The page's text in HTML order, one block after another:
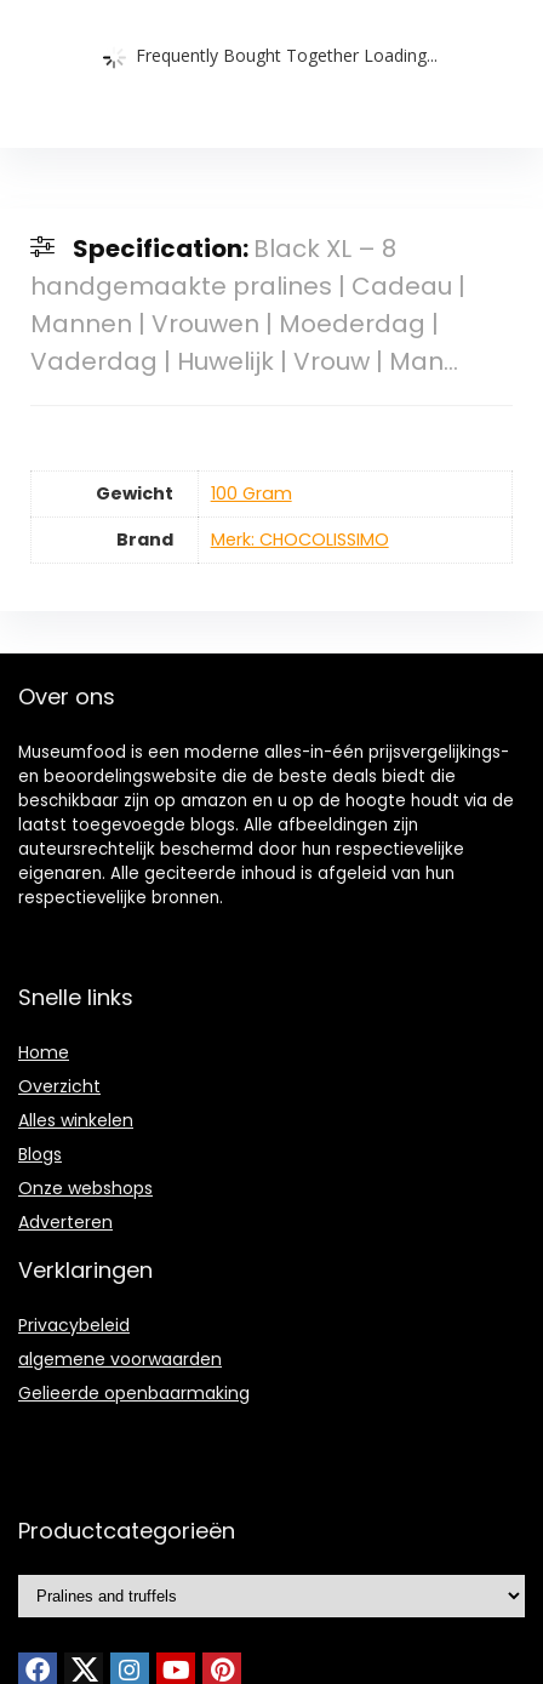
Frequently Bought Together Loading...
Specification: Black XL – 8
handgemaakte pralines | Cadeau |
Mannen | Vrouwen | Moederdag |
Vaderdag | Huwelijk | Vrouw | Man…
Gewicht
‎100 Gram
Brand
Merk: CHOCOLISSIMO
Over ons
Museumfood is een moderne alles-in-één prijsvergelijkings-
en beoordelingswebsite die de beste deals biedt die
beschikbaar zijn op amazon en u op de hoogte houdt via de
laatst toegevoegde blogs. Alle afbeeldingen zijn
auteursrechtelijk beschermd door hun respectievelijke
eigenaren. Alle geciteerde inhoud is afgeleid van hun
respectievelijke bronnen.
Snelle links
Home
Overzicht
Alles winkelen
Blogs
Onze webshops
Adverteren
Verklaringen
Privacybeleid
algemene voorwaarden
Gelieerde openbaarmaking
Productcategorieën